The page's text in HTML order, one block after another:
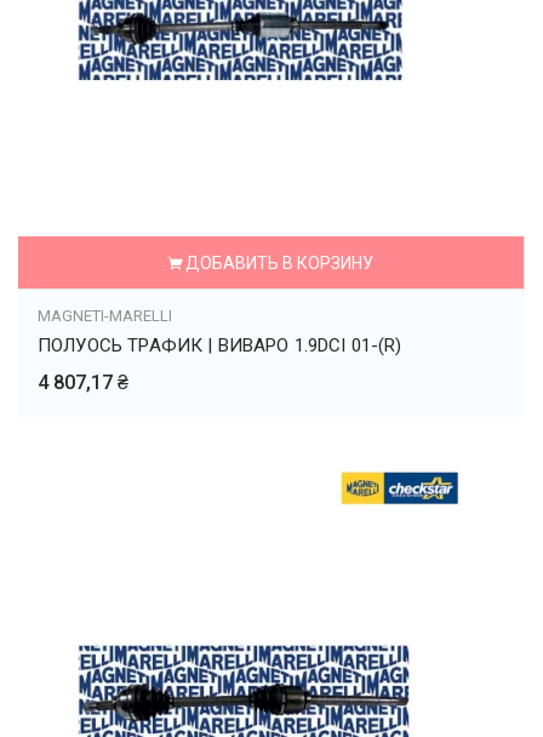
ДОБАВИТЬ В КОРЗИНУ
MAGNETI-MARELLI
ПОЛУОСЬ ТРАФИК | ВИВАРО 1.9DCI 01-(R)
4 807,17 ₴